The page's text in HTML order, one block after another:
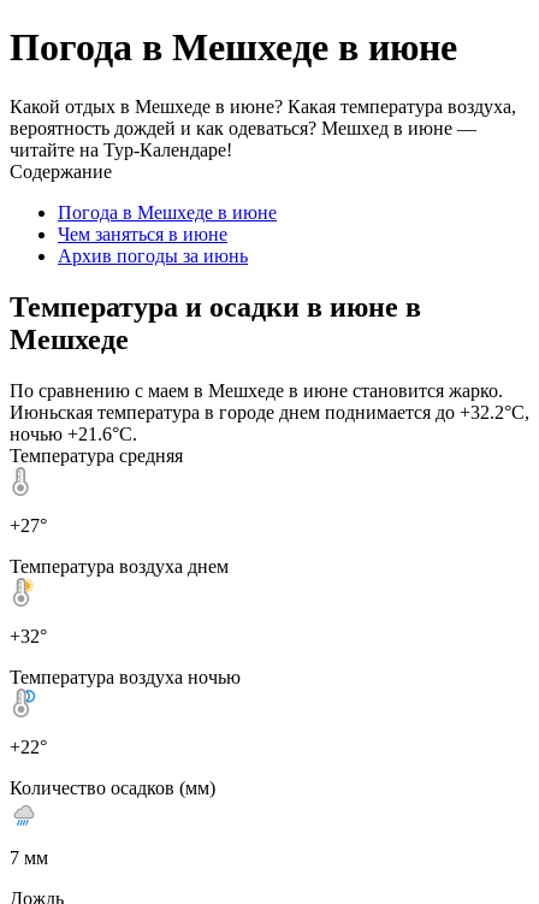
Погода в Мешхеде в июне
Какой отдых в Мешхеде в июне? Какая температура воздуха,
вероятность дождей и как одеваться? Мешхед в июне —
читайте на Тур-Календаре!
Содержание
Погода в Мешхеде в июне
Чем заняться в июне
Архив погоды за июнь
Температура и осадки в июне в
Мешхеде
По сравнению с маем в Мешхеде в июне становится жарко.
Июньская температура в городе днем поднимается до +32.2°C,
ночью +21.6°C.
Температура средняя
+27°
Температура воздуха днем
+32°
Температура воздуха ночью
+22°
Количество осадков (мм)
7 мм
Дождь